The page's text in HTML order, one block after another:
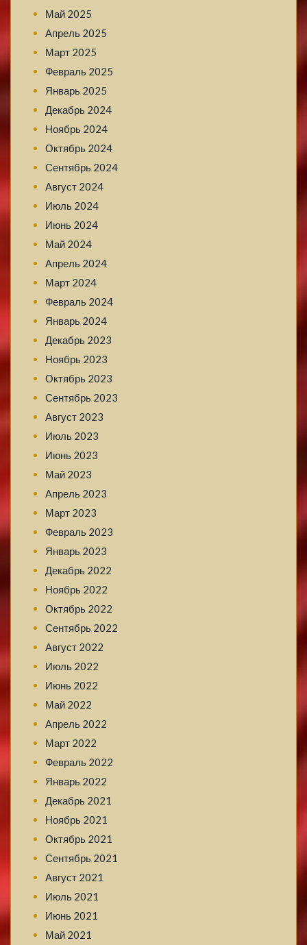
Май 2025
Апрель 2025
Март 2025
Февраль 2025
Январь 2025
Декабрь 2024
Ноябрь 2024
Октябрь 2024
Сентябрь 2024
Август 2024
Июль 2024
Июнь 2024
Май 2024
Апрель 2024
Март 2024
Февраль 2024
Январь 2024
Декабрь 2023
Ноябрь 2023
Октябрь 2023
Сентябрь 2023
Август 2023
Июль 2023
Июнь 2023
Май 2023
Апрель 2023
Март 2023
Февраль 2023
Январь 2023
Декабрь 2022
Ноябрь 2022
Октябрь 2022
Сентябрь 2022
Август 2022
Июль 2022
Июнь 2022
Май 2022
Апрель 2022
Март 2022
Февраль 2022
Январь 2022
Декабрь 2021
Ноябрь 2021
Октябрь 2021
Сентябрь 2021
Август 2021
Июль 2021
Июнь 2021
Май 2021